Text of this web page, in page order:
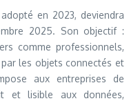
en 2023, deviendra
2025. Son objectif :
comme professionnels,
les objets connectés et
aux entreprises de
et lisible aux données,